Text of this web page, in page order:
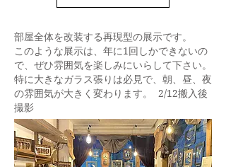
部屋全体を改装する再現型の展示です。
このような展示は、年に1回しかできないの
で、ぜひ雰囲気を楽しみにいらして下さい。
特に大きなガラス張りは必見で、朝、昼、夜
の雰囲気が大きく変わります。 2/12搬入後
撮影